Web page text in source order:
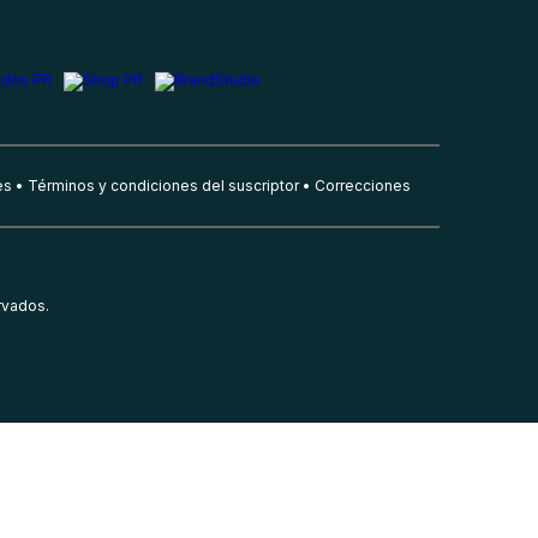
Términos y condiciones del suscriptor Correcciones